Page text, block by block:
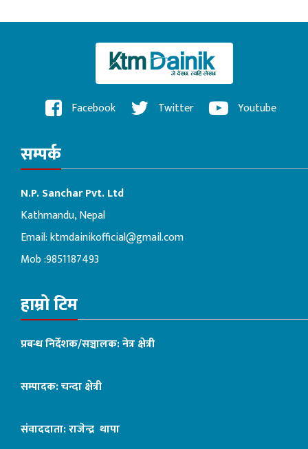
Facebook Twitter Youtube
सम्पर्क
N.P. Sanchar Pvt. Ltd
Kathmandu, Nepal
Email:ktmdainikofficial@gmail.com
Mob :9851187493
हाम्रो टिम
प्रबन्ध निर्देशक/सञ्चालक: नेत्र क्षेत्री
सम्पादक: चन्दा क्षेत्री
संवाददाता: राजेन्द्र थापा